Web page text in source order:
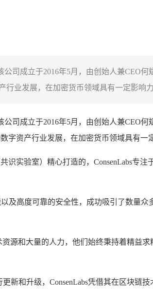
公司成立于2016年5月，由创始人兼CEO
行业发展，在加密货币领域具有一定影响
公司成立于2016年5月，由创始人兼CEO
字资产行业发展，在加密货币领域具有一
识实验室）精心打造的，ConsenLabs专注
及高度可靠的安全性，成功吸引了数量
资源和大量的人力，他们始终秉持着精
新和升级，ConsenLabs凭借其在区块链